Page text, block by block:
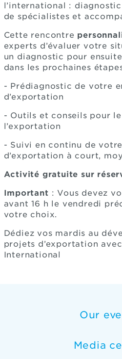
l’international :
de spécialistes et
Cette rencontre
experts d’évaluer votre
un diagnostic pour
dans les prochaines
- Prédiagnostic de votre
d’exportation
- Outils et conseils pour
l’exportation
- Suivi en continu de
d’exportation à court,
Activité gratuite sur
Important : Vous devez
avant 16 h le vendredi
votre choix.
Dédiez vos mardis au
projets d’exportation
International
Our
Media